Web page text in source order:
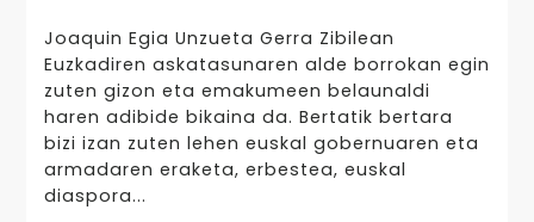
Joaquin Egia Unzueta Gerra Zibilean
Euzkadiren askatasunaren alde borrokan egin
zuten gizon eta emakumeen belaunaldi
haren adibide bikaina da. Bertatik bertara
bizi izan zuten lehen euskal gobernuaren eta
armadaren eraketa, erbestea, euskal
diaspora...